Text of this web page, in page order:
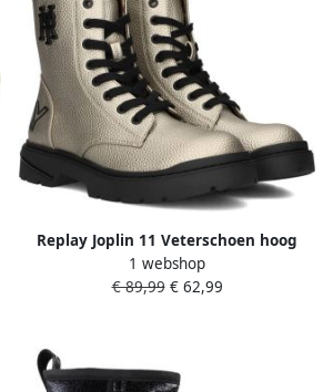
Replay Joplin 11 Veterschoen hoog
goudkleur
1 webshop
€ 89,99€ 62,99